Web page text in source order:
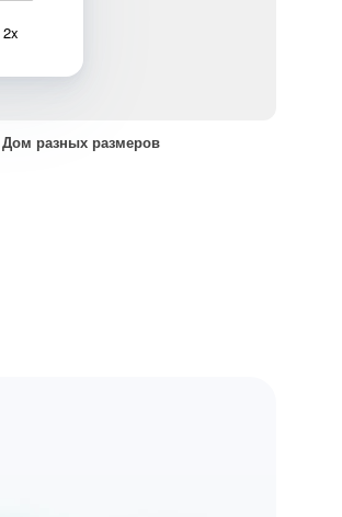
2x
разных размеров